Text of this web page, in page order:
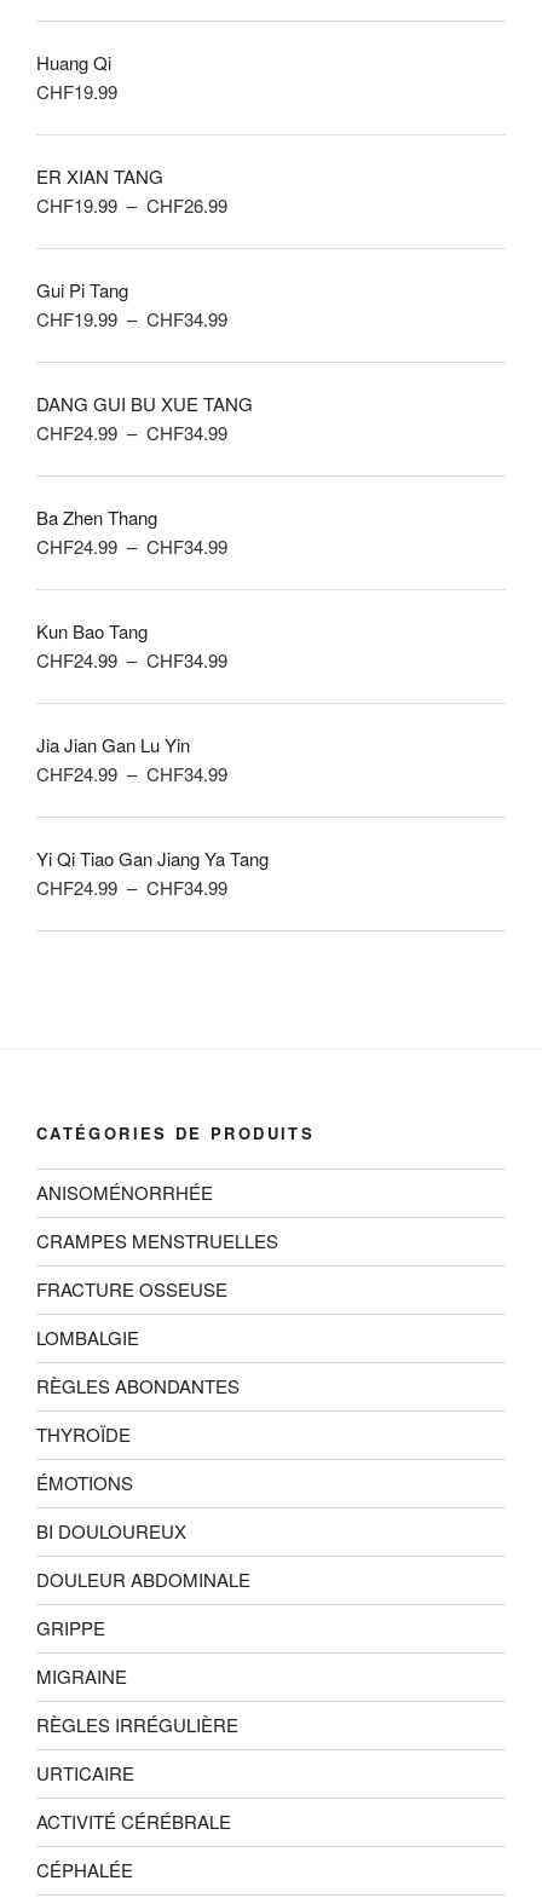
Huang Qi
CHF19.99
ER XIAN TANG
CHF19.99 – CHF26.99Plage
à
Gui Pi Tang
CHF19.99 – CHF34.99Plage
CHF19.99
à
DANG GUI BU XUE TANG
CHF24.99 – CHF34.99Plage
à
Ba Zhen Thang
CHF24.99 – CHF34.99Plage
à
Kun Bao Tang
CHF24.99 – CHF34.99Plage
à
Jia Jian Gan Lu Yin
CHF24.99 – CHF34.99Plage
CHF24.99
à
Yi Qi Tiao Gan Jiang Ya Tang
CHF24.99 – CHF34.99Plage
CATÉGORIES DE PRODUITS
ANISOMÉNORRHÉE
CRAMPES MENSTRUELLES
FRACTURE OSSEUSE
LOMBALGIE
RÈGLES ABONDANTES
THYROÏDE
ÉMOTIONS
BI DOULOUREUX
DOULEUR ABDOMINALE
GRIPPE
MIGRAINE
RÈGLES IRRÉGULIÈRE
URTICAIRE
ACTIVITÉ CÉRÉBRALE
CÉPHALÉE